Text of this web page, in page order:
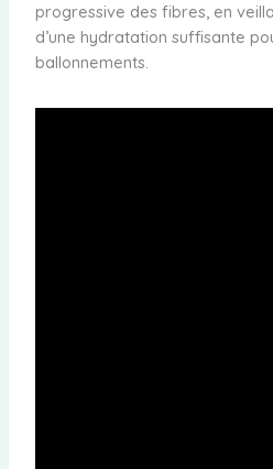
progressive des fibres, en
d’une hydratation suffisante
ballonnements.